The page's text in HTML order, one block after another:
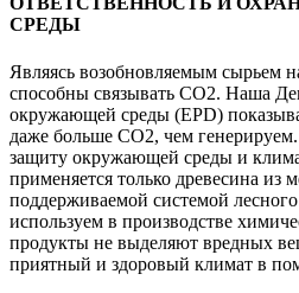
СРЕДЫ
Являясь возобновляемым сырьем
способны связывать CO2. Наша
окружающей среды (EPD)
даже больше CO2, чем
защиту окружающей среды и
применяется только древесина из
поддерживаемой системой
используем в производстве
продукты не выделяют вредных
приятный и здоровый климат в